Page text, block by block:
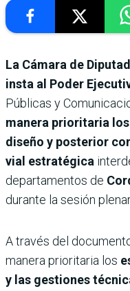
La Cámara de
insta al Poder
Públicas y
manera prioritaria
diseño y posterior
vial estratégica
departamentos de
durante la sesión
A través del
manera prioritaria los
y las gestiones